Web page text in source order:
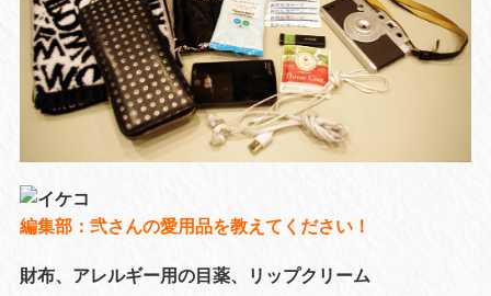
編集部：弐さんの愛用品を教えてください！
財布、アレルギー用の目薬、リップクリーム